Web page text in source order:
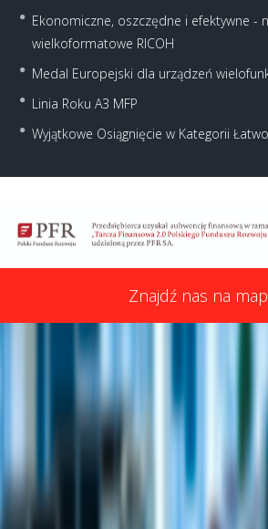
Ekonomiczne, oszczędne i efektywne -
wielkoformatowe RICOH
Medal Europejski dla urządzeń
Linia Roku A3 MFP
Wyjątkowe Osiągnięcie w Kategorii
Znajdź nas na